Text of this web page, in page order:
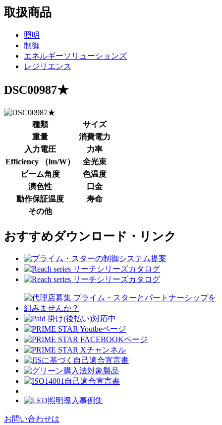
取扱商品
照明
制御
エネルギーソリューションズ
レジリエンス
DSC00987★
種類
サイズ
重量
消費電力
入力電圧
力率
Efficiency （lm/W）
全光束
ビーム角度
色温度
演色性
口金
動作保証温度
寿命
その他
おすすめダウンロード・リンク
お問い合わせは